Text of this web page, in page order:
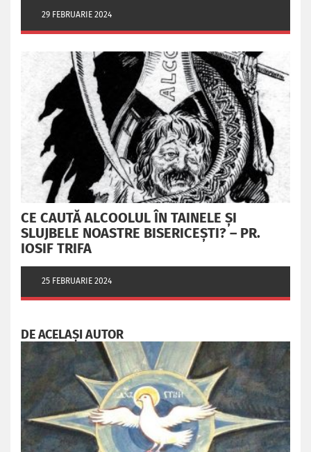
29 FEBRUARIE 2024
CE CAUTĂ ALCOOLUL ÎN TAINELE ŞI
SLUJBELE NOASTRE BISERICEŞTI? – PR.
IOSIF TRIFA
25 FEBRUARIE 2024
DE ACELAȘI AUTOR